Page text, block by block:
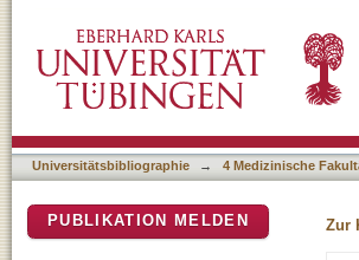
Universitätsbibliographie → 4 Medizinische
Zur
PUBLIKATION MELDEN